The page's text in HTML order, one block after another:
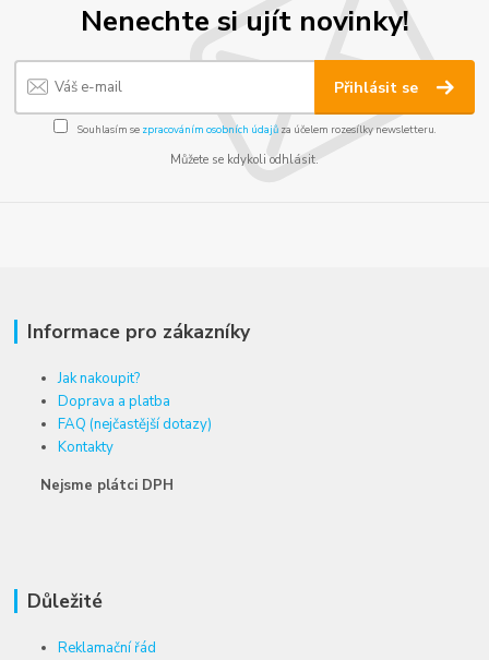
Nenechte si ujít novinky!
Přihlásit se
Souhlasím se zpracováním osobních údajůza účelem rozesílky newsletteru.
Můžete se kdykoli odhlásit.
Informace pro zákazníky
Jak nakoupit?
Doprava a platba
FAQ (nejčastější dotazy)
Kontakty
Nejsme plátci DPH
Důležité
Reklamační řád